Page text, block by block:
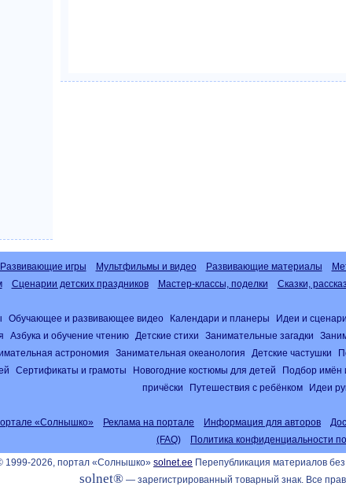
Развивающие игры Мультфильмы и видео Развивающие материалы
Сценарии детских праздников Мастер-классы, поделки Сказки,
Обучающее и развивающее видео Календари и планеры Идеи и
Азбука и обучение чтению Детские стихи Занимательные загадки
астрономия Занимательная океанология Детские частушки
Сертификаты и грамоты Новогодние костюмы для детей Подбор имён
причёски
Путешествия с ребёнком Идеи
«Солнышко» Реклама на портале Информация для авторов
(FAQ)
Политика конфиденциальности
1999-2026, портал «Солнышко» solnet.ee Перепубликация материалов
solnet®— зарегистрированный товарный знак. Все